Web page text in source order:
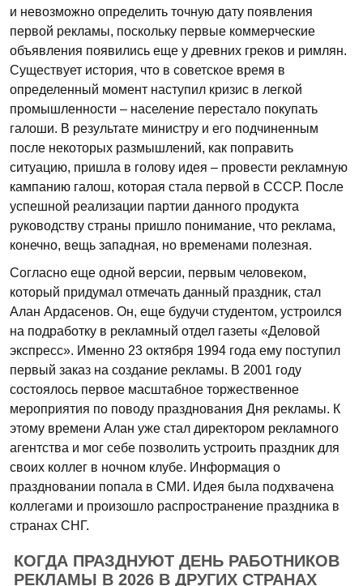
и невозможно определить точную дату появления
первой рекламы, поскольку первые коммерческие
объявления появились еще у древних греков и римлян.
Существует история, что в советское время в
определенный момент наступил кризис в легкой
промышленности – население перестало покупать
галоши. В результате министру и его подчиненным
после некоторых размышлений, как поправить
ситуацию, пришла в голову идея – провести рекламную
кампанию галош, которая стала первой в СССР. После
успешной реализации партии данного продукта
руководству страны пришло понимание, что реклама,
конечно, вещь западная, но временами полезная.
Согласно еще одной версии, первым человеком,
который придумал отмечать данный праздник, стал
Алан Ардасенов. Он, еще будучи студентом, устроился
на подработку в рекламный отдел газеты «Деловой
экспресс». Именно 23 октября 1994 года ему поступил
первый заказ на создание рекламы. В 2001 году
состоялось первое масштабное торжественное
мероприятия по поводу празднования Дня рекламы. К
этому времени Алан уже стал директором рекламного
агентства и мог себе позволить устроить праздник для
своих коллег в ночном клубе. Информация о
праздновании попала в СМИ. Идея была подхвачена
коллегами и произошло распространение праздника в
странах СНГ.
КОГДА ПРАЗДНУЮТ ДЕНЬ РАБОТНИКОВ
РЕКЛАМЫ В 2026 В ДРУГИХ СТРАНАХ